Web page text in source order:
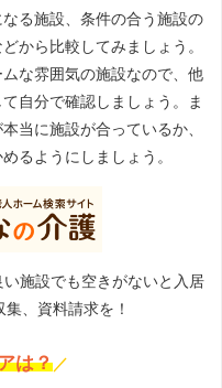
る施設、条件の合う施設の
から比較してみましょう。
な雰囲気の施設なので、他
自分で確認しましょう。ま
当に施設が合っているか、
るようにしましょう。
施設でも空きがないと入居
、資料請求を！
は？ ／